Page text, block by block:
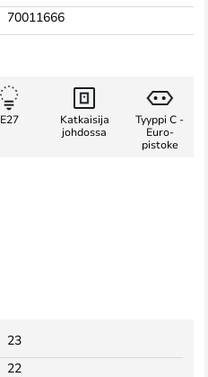
70011666
E27
Katkaisija
johdossa
Tyyppi C -
Euro-
pistoke
23
22